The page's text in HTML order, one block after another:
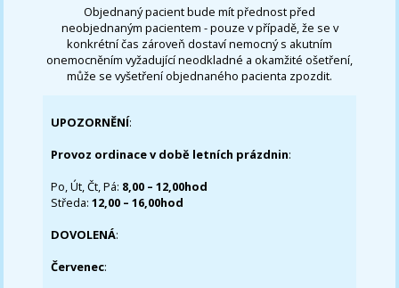
Objednaný pacient bude mít přednost před
neobjednaným pacientem - pouze v případě, že se v
konkrétní čas zároveň dostaví nemocný s akutním
onemocněním vyžadující neodkladné a okamžité ošetření,
může se vyšetření objednaného pacienta zpozdit.
UPOZORNĚNÍ:
Provoz ordinace v době letních prázdnin:
Po, Út, Čt, Pá: 8,00 – 12,00hod
Středa:12,00 – 16,00hod
DOVOLENÁ:
Červenec: